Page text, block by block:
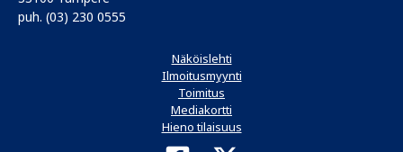
puh. (03) 230 0555
Näköislehti
Ilmoitusmyynti
Toimitus
Mediakortti
Hieno tilaisuus